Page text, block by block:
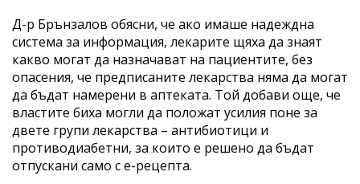
Д-р Брънзалов обясни, че ако имаше надеждна
система за информация, лекарите щяха да знаят
какво могат да назначават на пациентите, без
опасения, че предписаните лекарства няма да могат
да бъдат намерени в аптеката. Той добави още, че
властите биха могли да положат усилия поне за
двете групи лекарства – антибиотици и
противодиабетни, за които е решено да бъдат
отпускани само с е-рецепта.